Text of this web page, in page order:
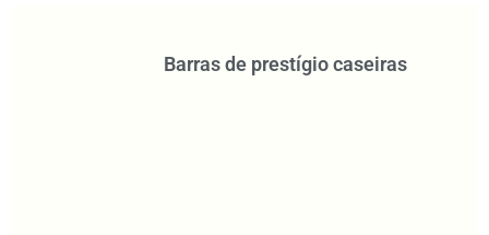
Barras de prestígio caseiras